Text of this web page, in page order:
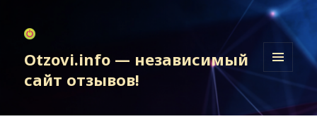
Otzovi.info — независимый
сайт отзывов!